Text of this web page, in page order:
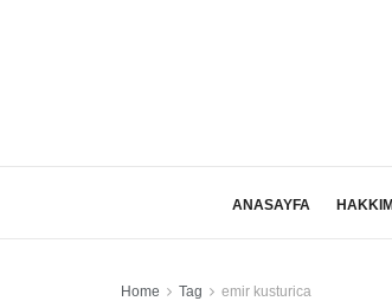
ANASAYFA
Home Tag emir kusturica